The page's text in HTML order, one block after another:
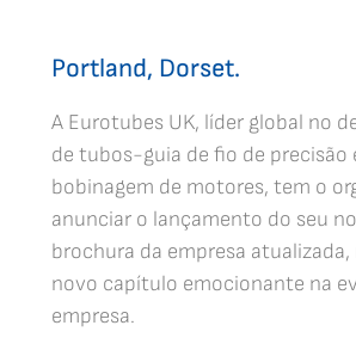
Portland, Dorset.
A Eurotubes UK, líder global no
de tubos-guia de fio de precisão
bobinagem de motores, tem o
anunciar o lançamento do seu
brochura da empresa
novo capítulo emocionante na
empresa.